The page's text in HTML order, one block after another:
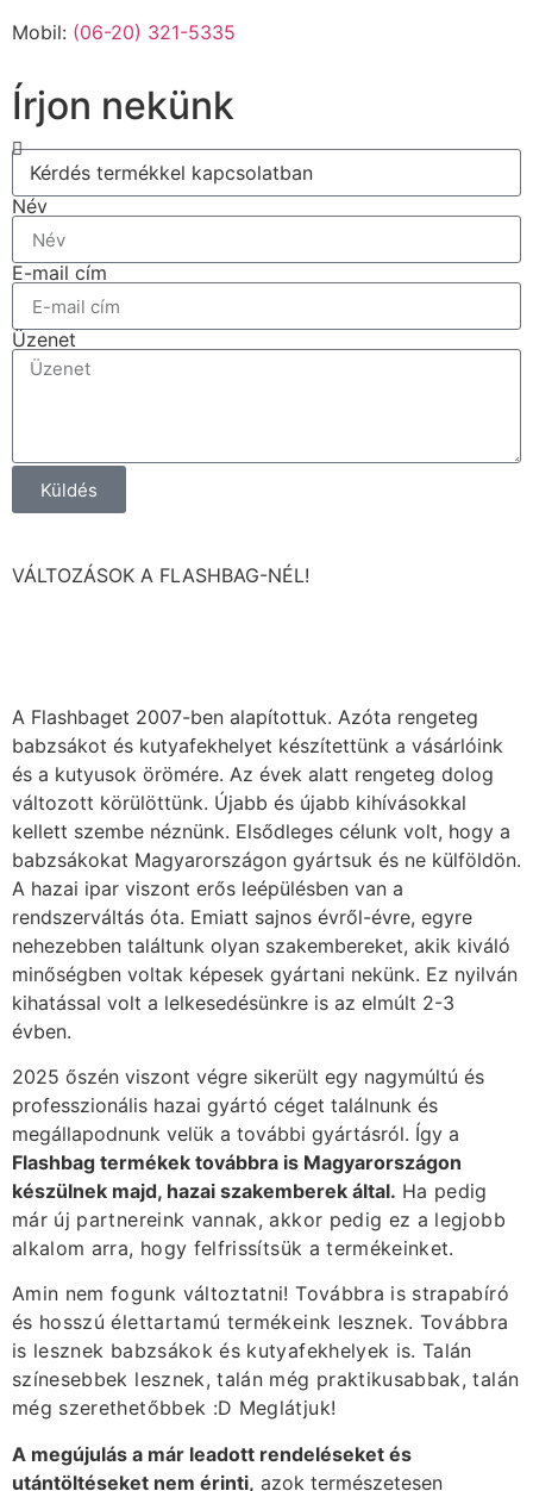
Mobil: (06-20) 321-5335
Írjon nekünk
Név
E-mail cím
Üzenet
Küldés
VÁLTOZÁSOK A FLASHBAG-NÉL!
A Flashbaget 2007-ben alapítottuk. Azóta rengeteg
babzsákot és kutyafekhelyet készítettünk a vásárlóink
és a kutyusok örömére. Az évek alatt rengeteg dolog
változott körülöttünk. Újabb és újabb kihívásokkal
kellett szembe néznünk. Elsődleges célunk volt, hogy a
babzsákokat Magyarországon gyártsuk és ne külföldön.
A hazai ipar viszont erős leépülésben van a
rendszerváltás óta. Emiatt sajnos évről-évre, egyre
nehezebben találtunk olyan szakembereket, akik kiváló
minőségben voltak képesek gyártani nekünk. Ez nyilván
kihatással volt a lelkesedésünkre is az elmúlt 2-3
évben.
2025 őszén viszont végre sikerült egy nagymúltú és
professzionális hazai gyártó céget találnunk és
megállapodnunk velük a további gyártásról. Így a
Flashbag termékek továbbra is Magyarországon
készülnek majd, hazai szakemberek által. Ha pedig
már új partnereink vannak, akkor pedig ez a legjobb
alkalom arra, hogy felfrissítsük a termékeinket.
Amin nem fogunk változtatni! Továbbra is strapabíró
és hosszú élettartamú termékeink lesznek. Továbbra
is lesznek babzsákok és kutyafekhelyek is. Talán
színesebbek lesznek, talán még praktikusabbak, talán
még szerethetőbbek :D Meglátjuk!
A megújulás a már leadott rendeléseket és
utántöltéseket nem érinti, azok természetesen